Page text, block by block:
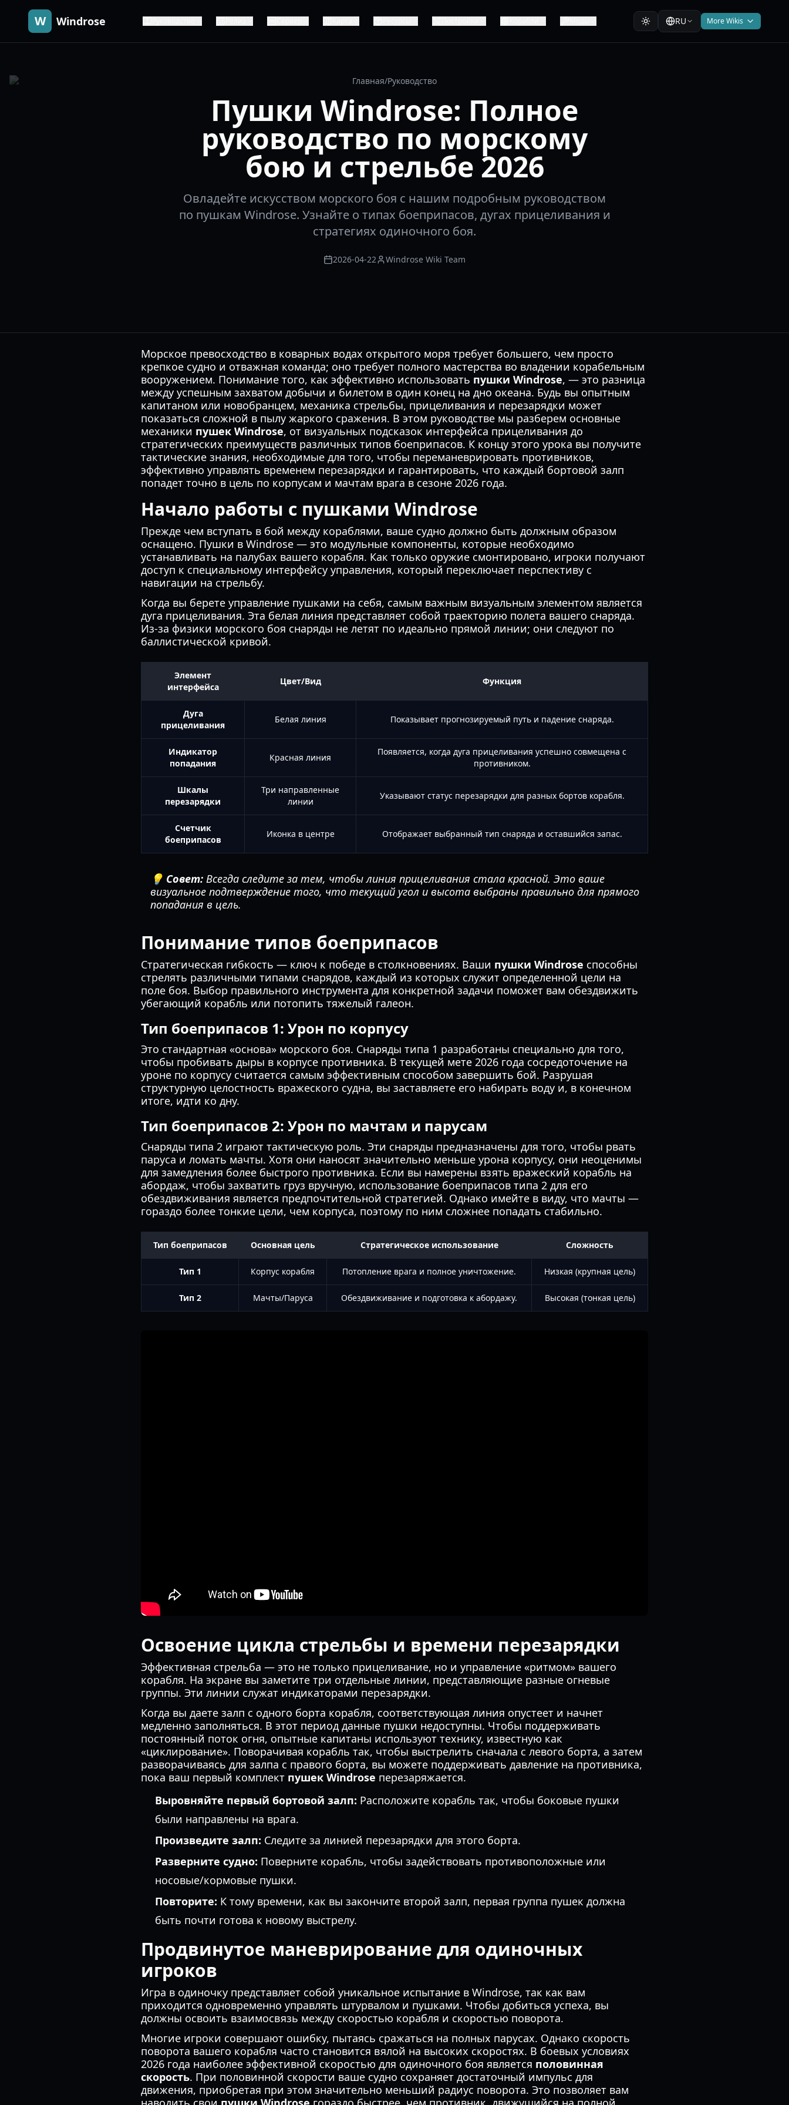
W Windrose RU More Wikis
Главная/Руководство
Пушки Windrose: Полное
руководство по морскому
бою и стрельбе 2026
Овладейте искусством морского боя с нашим подробным руководством
по пушкам Windrose. Узнайте о типах боеприпасов, дугах прицеливания и
стратегиях одиночного боя.
2026-04-22 Windrose Wiki Team
Морское превосходство в коварных водах открытого моря требует большего, чем просто
крепкое судно и отважная команда; оно требует полного мастерства во владении корабельным
вооружением. Понимание того, как эффективно использовать пушки Windrose, — это разница
между успешным захватом добычи и билетом в один конец на дно океана. Будь вы опытным
капитаном или новобранцем, механика стрельбы, прицеливания и перезарядки может
показаться сложной в пылу жаркого сражения. В этом руководстве мы разберем основные
механики пушек Windrose, от визуальных подсказок интерфейса прицеливания до
стратегических преимуществ различных типов боеприпасов. К концу этого урока вы получите
тактические знания, необходимые для того, чтобы переманеврировать противников,
эффективно управлять временем перезарядки и гарантировать, что каждый бортовой залп
попадет точно в цель по корпусам и мачтам врага в сезоне 2026 года.
Начало работы с пушками Windrose
Прежде чем вступать в бой между кораблями, ваше судно должно быть должным образом
оснащено. Пушки в Windrose — это модульные компоненты, которые необходимо
устанавливать на палубах вашего корабля. Как только оружие смонтировано, игроки получают
доступ к специальному интерфейсу управления, который переключает перспективу с
навигации на стрельбу.
Когда вы берете управление пушками на себя, самым важным визуальным элементом является
дуга прицеливания. Эта белая линия представляет собой траекторию полета вашего снаряда.
Из-за физики морского боя снаряды не летят по идеально прямой линии; они следуют по
баллистической кривой.
Элемент
интерфейса
Цвет/Вид Функция
Дуга
прицеливания
Белая линия Показывает прогнозируемый путь и падение снаряда.
Индикатор
попадания
Красная линия
Появляется, когда дуга прицеливания успешно совмещена с
противником.
Шкалы
перезарядки
Три направленные
линии
Указывают статус перезарядки для разных бортов корабля.
Счетчик
боеприпасов
Иконка в центре Отображает выбранный тип снаряда и оставшийся запас.
💡 Совет: Всегда следите за тем, чтобы линия прицеливания стала красной. Это ваше
визуальное подтверждение того, что текущий угол и высота выбраны правильно для прямого
попадания в цель.
Понимание типов боеприпасов
Стратегическая гибкость — ключ к победе в столкновениях. Ваши пушки Windrose способны
стрелять различными типами снарядов, каждый из которых служит определенной цели на
поле боя. Выбор правильного инструмента для конкретной задачи поможет вам обездвижить
убегающий корабль или потопить тяжелый галеон.
Тип боеприпасов 1: Урон по корпусу
Это стандартная «основа» морского боя. Снаряды типа 1 разработаны специально для того,
чтобы пробивать дыры в корпусе противника. В текущей мете 2026 года сосредоточение на
уроне по корпусу считается самым эффективным способом завершить бой. Разрушая
структурную целостность вражеского судна, вы заставляете его набирать воду и, в конечном
итоге, идти ко дну.
Тип боеприпасов 2: Урон по мачтам и парусам
Снаряды типа 2 играют тактическую роль. Эти снаряды предназначены для того, чтобы рвать
паруса и ломать мачты. Хотя они наносят значительно меньше урона корпусу, они неоценимы
для замедления более быстрого противника. Если вы намерены взять вражеский корабль на
абордаж, чтобы захватить груз вручную, использование боеприпасов типа 2 для его
обездвиживания является предпочтительной стратегией. Однако имейте в виду, что мачты —
гораздо более тонкие цели, чем корпуса, поэтому по ним сложнее попадать стабильно.
Тип боеприпасов Основная цель Стратегическое использование Сложность
Тип 1 Корпус корабля Потопление врага и полное уничтожение. Низкая (крупная цель)
Тип 2 Мачты/Паруса Обездвиживание и подготовка к абордажу. Высокая (тонкая цель)
Освоение цикла стрельбы и времени перезарядки
Эффективная стрельба — это не только прицеливание, но и управление «ритмом» вашего
корабля. На экране вы заметите три отдельные линии, представляющие разные огневые
группы. Эти линии служат индикаторами перезарядки.
Когда вы даете залп с одного борта корабля, соответствующая линия опустеет и начнет
медленно заполняться. В этот период данные пушки недоступны. Чтобы поддерживать
постоянный поток огня, опытные капитаны используют технику, известную как
«циклирование». Поворачивая корабль так, чтобы выстрелить сначала с левого борта, а затем
разворачиваясь для залпа с правого борта, вы можете поддерживать давление на противника,
пока ваш первый комплект пушек Windrose перезаряжается.
Выровняйте первый бортовой залп: Расположите корабль так, чтобы боковые пушки
были направлены на врага.
Произведите залп: Следите за линией перезарядки для этого борта.
Разверните судно: Поверните корабль, чтобы задействовать противоположные или
носовые/кормовые пушки.
Повторите: К тому времени, как вы закончите второй залп, первая группа пушек должна
быть почти готова к новому выстрелу.
Продвинутое маневрирование для одиночных
игроков
Игра в одиночку представляет собой уникальное испытание в Windrose, так как вам
приходится одновременно управлять штурвалом и пушками. Чтобы добиться успеха, вы
должны освоить взаимосвязь между скоростью корабля и скоростью поворота.
Многие игроки совершают ошибку, пытаясь сражаться на полных парусах. Однако скорость
поворота вашего корабля часто становится вялой на высоких скоростях. В боевых условиях
2026 года наиболее эффективной скоростью для одиночного боя является половинная
скорость. При половинной скорости ваше судно сохраняет достаточный импульс для
движения, приобретая при этом значительно меньший радиус поворота. Это позволяет вам